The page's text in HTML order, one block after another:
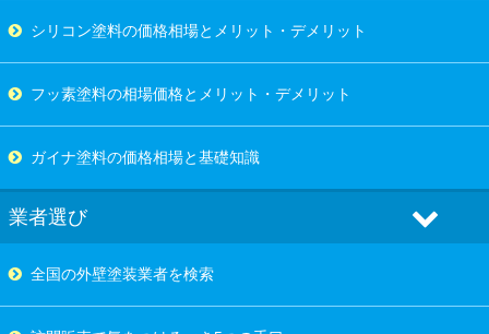
シリコン塗料の価格相場とメリット・デメリット
フッ素塗料の相場価格とメリット・デメリット
ガイナ塗料の価格相場と基礎知識
業者選び
全国の外壁塗装業者を検索